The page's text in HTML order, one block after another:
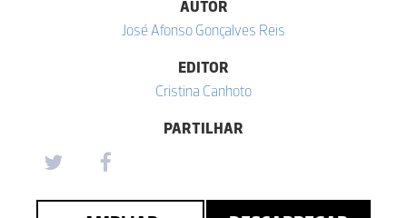
AUTOR
José Afonso Gonçalves Reis
EDITOR
Cristina Canhoto
PARTILHAR